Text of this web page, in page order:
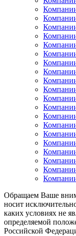
Обращаем Ваше
носит
каких условиях не
определяемой
Российской